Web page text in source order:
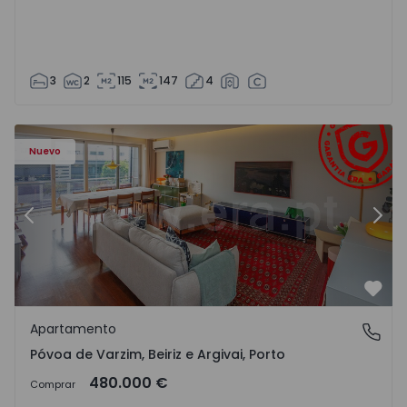
3 2 115 147 4
Nuevo
e Argivai - 1574602 - 20
Apartamento T3 Póvoa de Varzim, Póvoa de Varzim,
Anterior
Póvoa de Varzim, Beiriz e Argivai, Porto
Apartamento
Póvoa de Varzim, Beiriz e Argivai, Porto
Comprar 480.000 €